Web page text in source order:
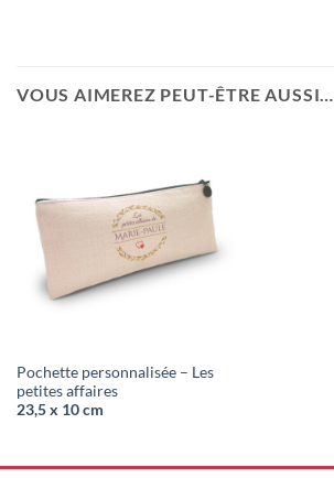
VOUS AIMEREZ PEUT-ÊTRE AUSSI…
Pochette personnalisée – Les
petites affaires
23,5 x 10 cm